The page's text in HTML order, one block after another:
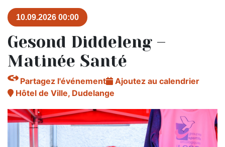
10.09.2026 00:00
Gesond Diddeleng –
Matinée Santé
Partagez l'événement
Ajoutez au calendrier
Hôtel de Ville, Dudelange